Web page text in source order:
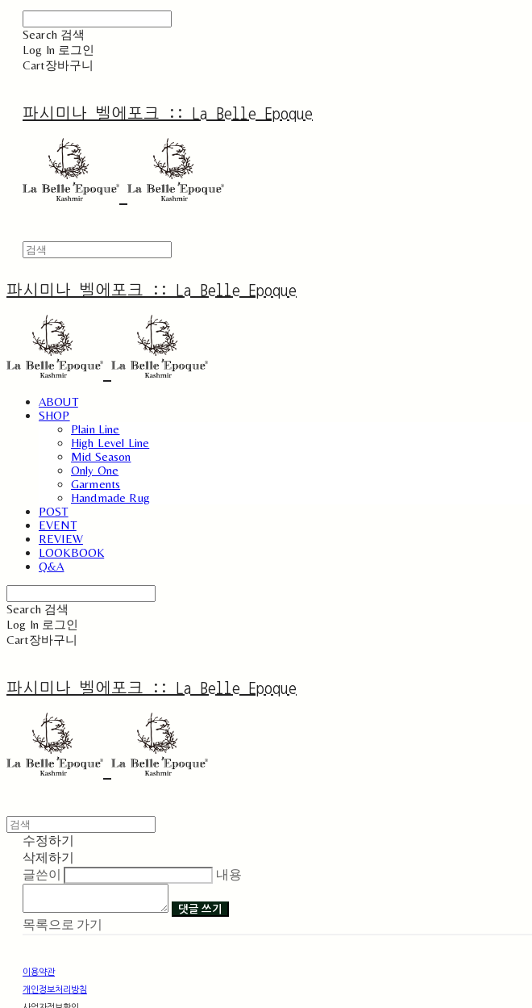
Search 검색
Log In 로그인
Cart장바구니
파시미나 벨에포크 :: La Belle Epoque
파시미나 벨에포크 :: La Belle Epoque
ABOUT
SHOP
Plain Line
High Level Line
Mid Season
Only One
Garments
Handmade Rug
POST
EVENT
REVIEW
LOOKBOOK
Q&A
Search 검색
Log In 로그인
Cart장바구니
파시미나 벨에포크 :: La Belle Epoque
수정하기
삭제하기
글쓴이
내용
댓글 쓰기
목록으로 가기
이용약관
개인정보처리방침